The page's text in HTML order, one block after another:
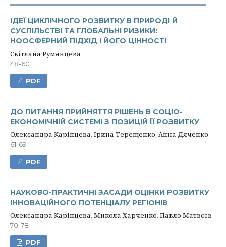
ІДЕЇ ЦИКЛІЧНОГО РОЗВИТКУ В ПРИРОДІ Й
СУСПІЛЬСТВІ ТА ГЛОБАЛЬНІ РИЗИКИ:
НООСФЕРНИЙ ПІДХІД І ЙОГО ЦІННОСТІ
Світлана Румянцева
48-60
PDF
ДО ПИТАННЯ ПРИЙНЯТТЯ РІШЕНЬ В СОЦІО-
ЕКОНОМІЧНІЙ СИСТЕМІ З ПОЗИЦІЙ ЇЇ РОЗВИТКУ
Олександра Карінцева, Ірина Терещенко, Анна Дяченко
61-69
PDF
НАУКОВО-ПРАКТИЧНІ ЗАСАДИ ОЦІНКИ РОЗВИТКУ
ІННОВАЦІЙНОГО ПОТЕНЦІАЛУ РЕГІОНІВ
Олександра Карінцева, Микола Харченко, Павло Матвєєв
70-78
PDF